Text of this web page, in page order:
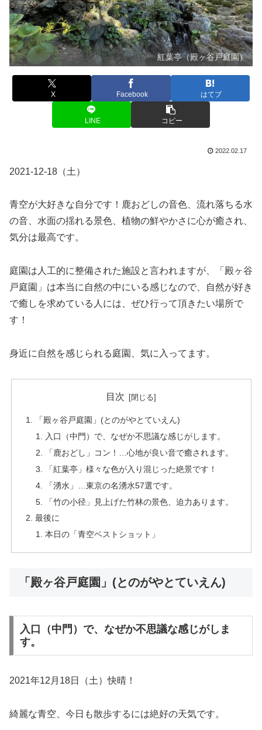
紅葉亭（殿ヶ谷戸庭園）
X Facebook はてブ
LINE コピー
2022.02.17
2021-12-18（土）
青空が大好きな自分です！鹿おどしの音色、流れ落ちる水
の音、水面の揺れる景色、植物の鮮やかさに心が癒され、
気分は最高です。
庭園は人工的に整備された施設と言われますが、「殿ヶ谷
戸庭園」は本当に自然の中にいる感じなので、自然が好き
で癒しを求めている人には、ぜひ行って頂きたい場所で
す！
身近に自然を感じられる庭園、気に入ってます。
目次
「殿ヶ谷戸庭園」(とのがやとていえん)
入口（中門）で、なぜか不思議な感じがします。
「鹿おどし」コン！…心地が良い音で癒されます。
「紅葉亭」様々な色が入り混じった絶景です！
「湧水」…東京の名湧水57選です。
「竹の小径」見上げた竹林の景色、迫力あります。
最後に
本日の「青空ベストショット」
「殿ヶ谷戸庭園」(とのがやとていえん)
入口（中門）で、なぜか不思議な感じがしま
す。
2021年12月18日（土）快晴！
綺麗な青空、今日も散歩するには絶好の天気です。